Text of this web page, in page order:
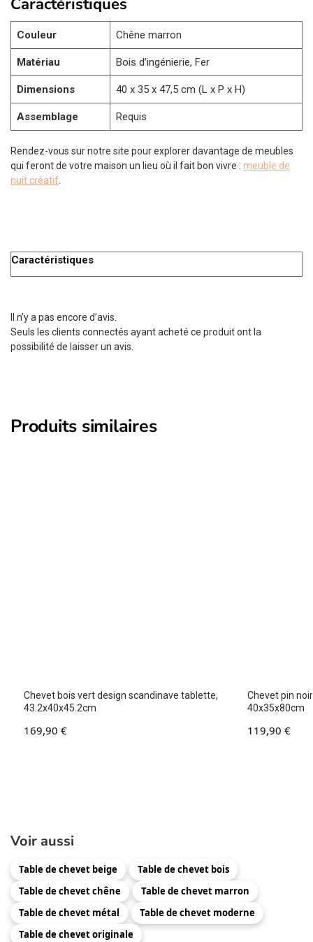
Couleur Chêne marron
Matériau Bois d’ingénierie, Fer
Dimensions 40 x 35 x 47,5 cm (L x P x H)
Assemblage Requis
Rendez-vous sur notre site pour explorer davantage de meubles
qui feront de votre maison un lieu où il fait bon vivre : meuble de
nuit créatif
Caractéristiques
Il n’y a pas encore d’avis.
Seuls les clients connectés ayant acheté ce produit ont la
possibilité de laisser un avis.
Produits similaires
Chevet bois vert design scandinave tablette,
43.2x40x45.2cm
169,90 €
Chevet pin
40x35x80cm
119,90 €
Voir aussi
Table de chevet beige
Table de chevet bois
Table de chevet chêne
Table de chevet marron
Table de chevet métal
Table de chevet moderne
Table de chevet originale